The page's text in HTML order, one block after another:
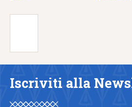
Iscriviti alla